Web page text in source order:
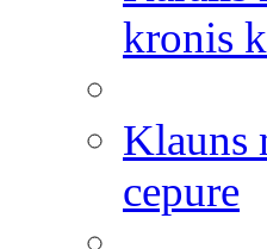
kronis
Klauns
cepure